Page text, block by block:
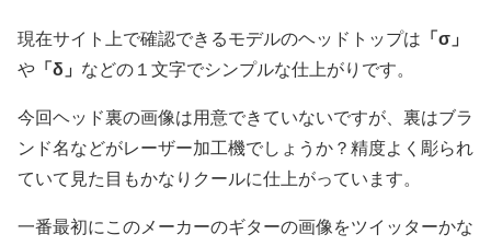
現在サイト上で確認できるモデルのヘッドトップは 「σ」
や 「δ」 などの１文字でシンプルな仕上がりです。
今回ヘッド裏の画像は用意できていないですが、裏はブラ
ンド名などがレーザー加工機でしょうか？精度よく彫られ
ていて見た目もかなりクールに仕上がっています。
一番最初にこのメーカーのギターの画像をツイッターかな